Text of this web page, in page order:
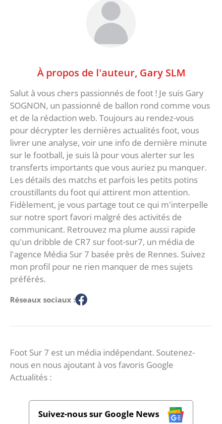
À propos de l'auteur, Gary SLM
Salut à vous chers passionnés de foot ! Je suis Gary
SOGNON, un passionné de ballon rond comme vous
et de la rédaction web. Toujours au rendez-vous
pour décrypter les dernières actualités foot, vous
livrer une analyse, voir une info de dernière minute
sur le football, je suis là pour vous alerter sur les
transferts importants que vous auriez pu manquer.
Les détails des matchs et parfois les petits potins
croustillants du foot qui attirent mon attention.
Fidèlement, je vous partage tout ce qui m'interpelle
sur notre sport favori malgré des activités de
communicant. Retrouvez ma plume aussi rapide
qu'un dribble de CR7 sur foot-sur7, un média de
l'agence Média Sur 7 basée près de Rennes. Suivez
mon profil pour ne rien manquer de mes sujets
préférés.
Réseaux sociaux :
Foot Sur 7 est un média indépendant. Soutenez-
nous en nous ajoutant à vos favoris Google
Actualités :
Suivez-nous sur Google News